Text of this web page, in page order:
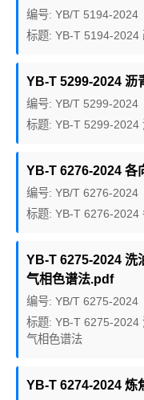
编号: YB/T 5194-2024
标题: YB-T 5194-2024
YB-T 5299-2024 沥
编号: YB/T 5299-2024
标题: YB-T 5299-2024
YB-T 6276-2024 各
编号: YB/T 6276-2024
标题: YB-T 6276-2024
YB-T 6275-2024 洗
气相色谱法.pdf
编号: YB/T 6275-2024
标题: YB-T 6275-2024
气相色谱法
YB-T 6274-2024 炼